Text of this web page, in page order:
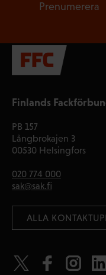
Finlands
PB 157
Långbrokajen 3
00530 Helsingfors
020 774 000
sak@sak.fi
ALLA
Prenumerera